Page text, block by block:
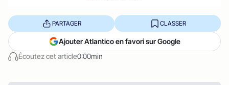
Écoutez cet article0:00min
PARTAGER CLASSER
Ajouter Atlantico en favori sur Google